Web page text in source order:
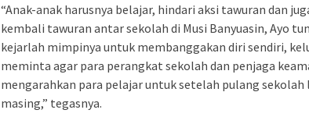
“Anak-anak harusnya belajar, hindari aksi tawuran dan
kembali tawuran antar sekolah di Musi Banyuasin, Ayo
kejarlah mimpinya untuk membanggakan diri sendiri,
meminta agar para perangkat sekolah dan penjaga
mengarahkan para pelajar untuk setelah pulang
masing,” tegasnya.